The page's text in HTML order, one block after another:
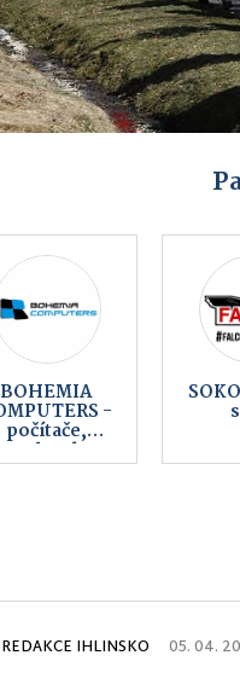
Cakl Elektro Auto
REDAKCE IHLINSKO 05. 04.